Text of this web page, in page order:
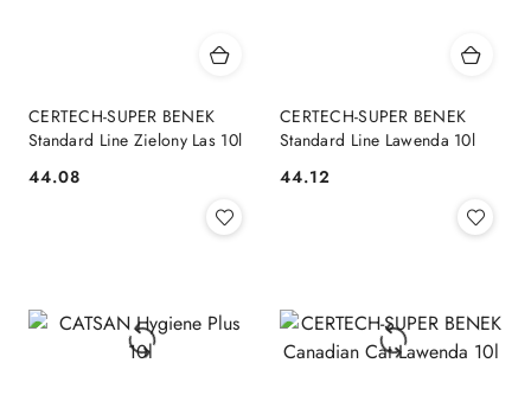
CERTECH-SUPER BENEK
Standard Line Zielony Las 10l
Cena:
44.08
CERTECH-SUPER BENEK
Standard Line Lawenda 10l
Cena:
44.12